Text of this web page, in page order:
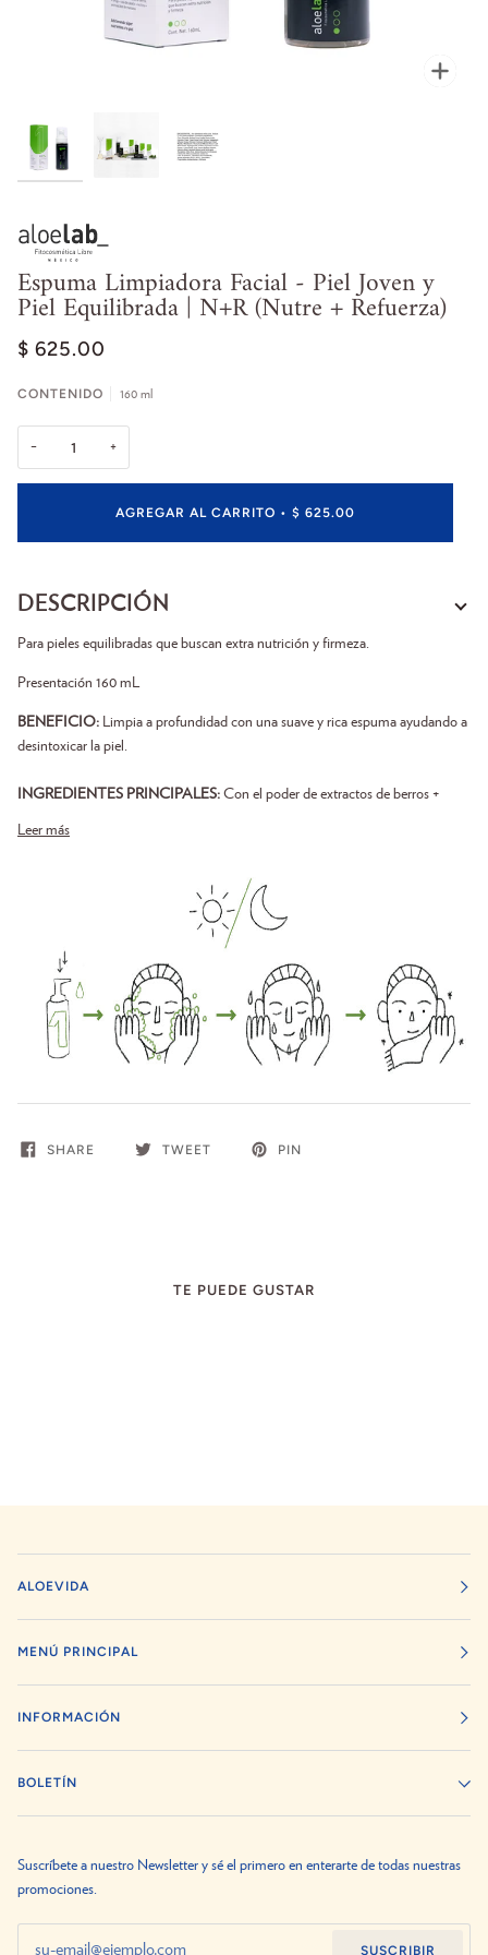
Espuma Limpiadora Facial - Piel Joven y
Piel Equilibrada | N+R (Nutre + Refuerza)
$ 625.00
CONTENIDO 160 ml
− +
AGREGAR AL CARRITO • $ 625.00
DESCRIPCIÓN
Para pieles equilibradas que buscan extra nutrición y firmeza.
Presentación 160 mL
BENEFICIO: Limpia a profundidad con una suave y rica espuma ayudando a
desintoxicar la piel.
INGREDIENTES PRINCIPALES: Con el poder de extractos de berros +
Leer más
SHARE TWEET PIN
TE PUEDE GUSTAR
ALOEVIDA
MENÚ PRINCIPAL
INFORMACIÓN
BOLETÍN
Suscríbete a nuestro Newsletter y sé el primero en enterarte de todas nuestras
promociones.
SUSCRIBIR